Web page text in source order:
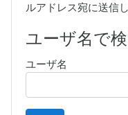
ルアドレス宛に送信し
ユーザ名で
ユーザ名